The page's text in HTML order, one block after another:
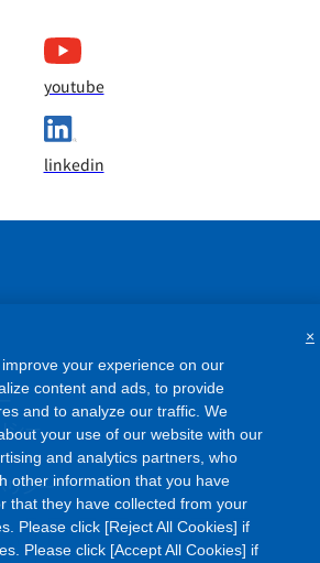
youtube
linkedin
シー
リシー
your experience on our
content and ads, to provide
and to analyze our traffic. We
your use of our website with our
and analytics partners, who
other information that you have
that they have collected from your
Please click [Reject All Cookies] if
Please click [Accept All Cookies] if
×